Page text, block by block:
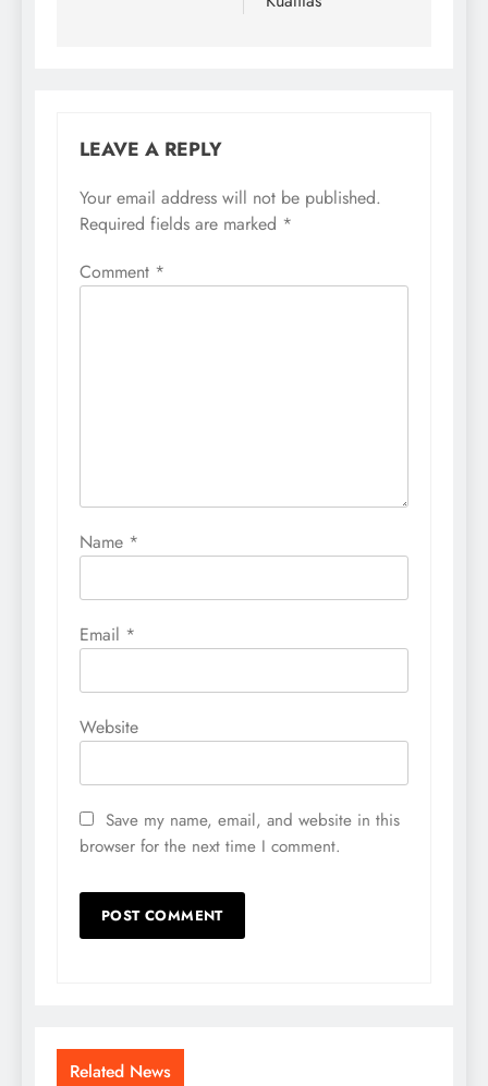
LEAVE A REPLY
Your email address will not be published.
Required fields are marked *
Comment *
Name *
Email *
Website
Save my name, email, and website in this
browser for the next time I comment.
Related News